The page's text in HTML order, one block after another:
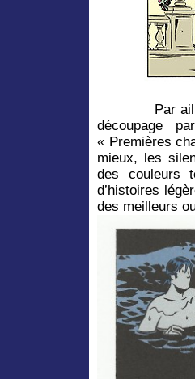
Par ailleurs,
découpage
« Premières
mieux, les
des couleurs
d’histoires
des meilleurs